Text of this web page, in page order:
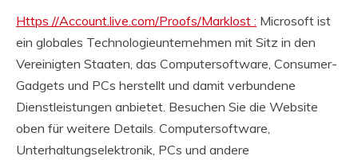
Https //Account.live.com/Proofs/Marklost : Microsoft ist
ein globales Technologieunternehmen mit Sitz in den
Vereinigten Staaten, das Computersoftware, Consumer-
Gadgets und PCs herstellt und damit verbundene
Dienstleistungen anbietet. Besuchen Sie die Website
oben für weitere Details. Computersoftware,
Unterhaltungselektronik, PCs und andere